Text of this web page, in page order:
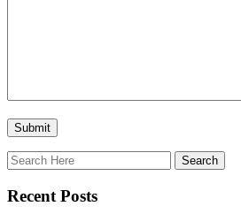
Recent Posts